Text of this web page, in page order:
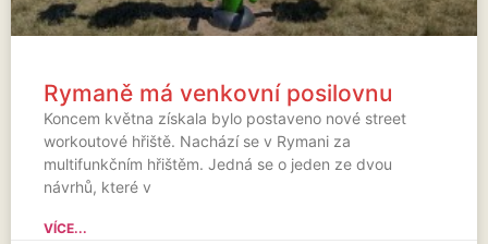
Rymaně má venkovní posilovnu
Koncem května získala bylo postaveno nové street
workoutové hřiště. Nachází se v Rymani za
multifunkčním hřištěm. Jedná se o jeden ze dvou
návrhů, které v
VÍCE...